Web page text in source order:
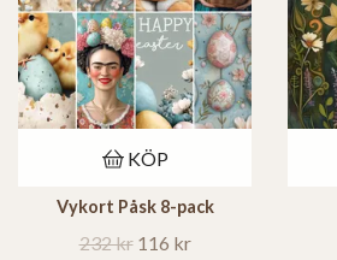
KÖP
Vykort Påsk 8-pack
232 kr 116 kr